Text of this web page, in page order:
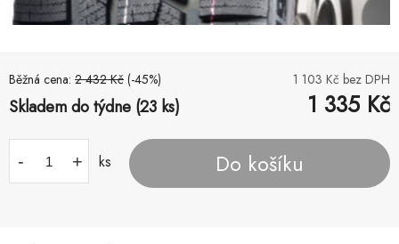
Běžná cena: 2 432 Kč (-45%) 1 103 Kč bez DPH
Skladem do týdne (23 ks) 1 335 Kč
- + ks Do košíku